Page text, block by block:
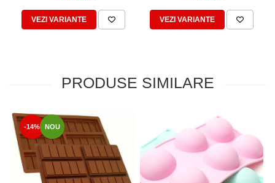
VEZI VARIANTE VEZI VARIANTE
PRODUSE SIMILARE
-14% NOU